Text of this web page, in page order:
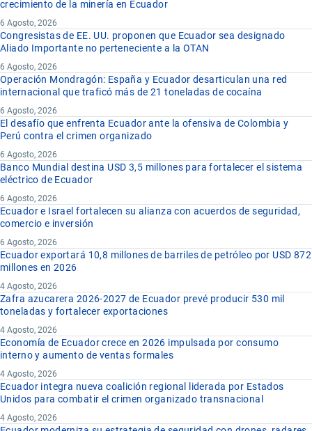
crecimiento de la minería en Ecuador
6 Agosto, 2026
Congresistas de EE. UU. proponen que Ecuador sea designado
Aliado Importante no perteneciente a la OTAN
6 Agosto, 2026
Operación Mondragón: España y Ecuador desarticulan una red
internacional que traficó más de 21 toneladas de cocaína
6 Agosto, 2026
El desafío que enfrenta Ecuador ante la ofensiva de Colombia y
Perú contra el crimen organizado
6 Agosto, 2026
Banco Mundial destina USD 3,5 millones para fortalecer el sistema
eléctrico de Ecuador
6 Agosto, 2026
Ecuador e Israel fortalecen su alianza con acuerdos de seguridad,
comercio e inversión
6 Agosto, 2026
Ecuador exportará 10,8 millones de barriles de petróleo por USD 872
millones en 2026
4 Agosto, 2026
Zafra azucarera 2026-2027 de Ecuador prevé producir 530 mil
toneladas y fortalecer exportaciones
4 Agosto, 2026
Economía de Ecuador crece en 2026 impulsada por consumo
interno y aumento de ventas formales
4 Agosto, 2026
Ecuador integra nueva coalición regional liderada por Estados
Unidos para combatir el crimen organizado transnacional
4 Agosto, 2026